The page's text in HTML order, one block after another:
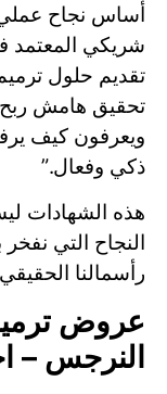
أساس نجاح
شريكي المعتمد
تقديم حلول
تحقيق هامش
ويعرفون كيف
ذكي وفعال.”
هذه الشهادات
النجاح التي
رأسمالنا
عروض
النرجس –